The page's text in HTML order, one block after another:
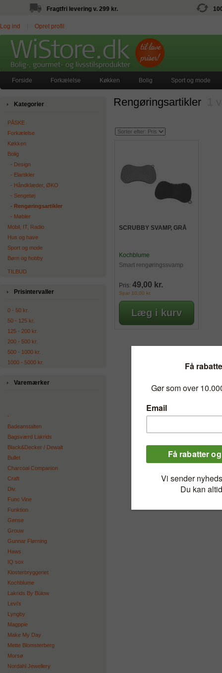
Fragtfri levering v. 299 kr.
Log ind Opret profil
Forside Forkælelse Køkken Bolig Sport og mode
Kategorier
PÅSKE
Forkælelse
Køkken
Bolig
‐ Design
‐ Elartikler
‐ Håndklæder, ØKO
‐ Sengetøj
‐ Rengøringsartikler
‐ Møbler
Mobil, IT, Radio
Hus og have
Sport og mode
Børn og hobby
TILBUD
Prisintervaller
0 - 50 kr.
50 - 125 kr.
125 - 200 kr.
200 - 500 kr.
500 - 1000 kr.
1000 - 5000 kr.
Varemærker
-
Badeanstalten
Bagsværd Lakrids
Black&Decker / Dewalt
Bullet
Charcoal Companion
Craft
Div.
Func Vine
Funktion
Gense
Grouw
Gunnar Flørning
Haws
IQ sox
Klosterbryggeriet
Kochblume
Lakrids By Bülow
Levi's
Lyngby
Magppie
Make My Day
Mette Blomsterberg
Morsø
Nordahl Jewellery
Rengøringsartikler
SCRUBBY SVAMP, GRÅ
Kochblume
Smart rengøringssvamp
Pris: 49,00 kr.
Spar 10,00 kr.